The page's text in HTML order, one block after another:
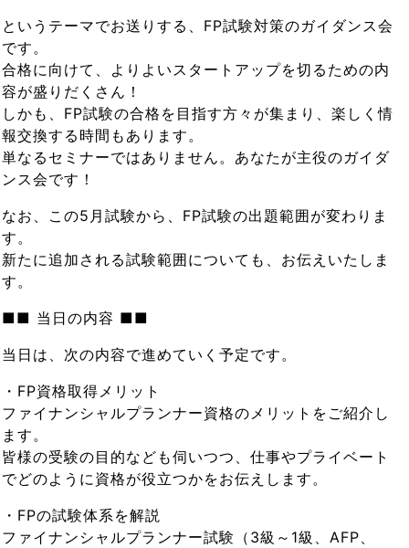
というテーマでお送りする、FP試験対策のガイダンス会
です。
合格に向けて、よりよいスタートアップを切るための内
容が盛りだくさん！
しかも、FP試験の合格を目指す方々が集まり、楽しく情
報交換する時間もあります。
単なるセミナーではありません。あなたが主役のガイダ
ンス会です！
なお、この5月試験から、FP試験の出題範囲が変わりま
す。
新たに追加される試験範囲についても、お伝えいたしま
す。
■■ 当日の内容 ■■
当日は、次の内容で進めていく予定です。
・FP資格取得メリット
ファイナンシャルプランナー資格のメリットをご紹介し
ます。
皆様の受験の目的なども伺いつつ、仕事やプライベート
でどのように資格が役立つかをお伝えします。
・FPの試験体系を解説
ファイナンシャルプランナー試験（3級～1級、AFP、